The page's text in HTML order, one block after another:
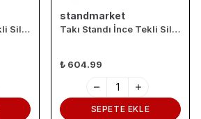
Takı Standı İnce Tekli Silindir Gri
standmarket
Takı Standı İnce Tekli Silindir Pembe
₺ 604.99
SEPETE EKLE